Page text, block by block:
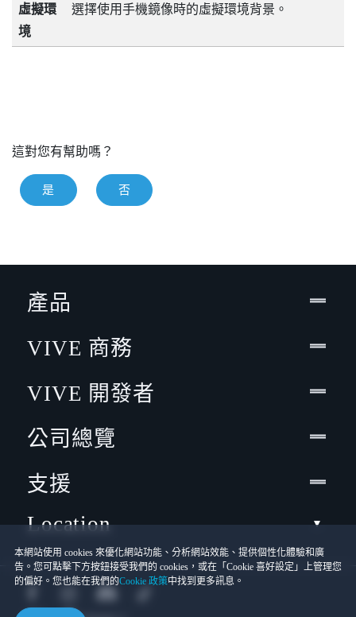
虛擬環
境
選擇使用手機鏡像時的虛擬環境背景。
這對您有幫助嗎？
是 否
本網站使用 cookies 來優化網站功能、分析網站效能、提供個性化體驗和廣
告。您可點擊下方按鈕接受我們的 cookies，或在「Cookie 喜好設定」上管理您
的偏好。您也能在我們的Cookie 政策中找到更多訊息。
產品
VIVE 商務
VIVE 開發者
公司總覽
支援
Location